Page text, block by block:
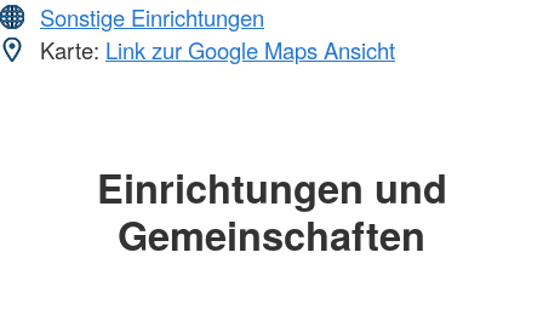
Sonstige Einrichtungen
Karte: Link zur Google Maps Ansicht
Einrichtungen und
Gemeinschaften